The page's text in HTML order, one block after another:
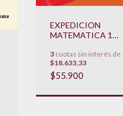
EXPEDICION
MATEMATICA 1
3cuotas sin interés de
$18.633,33
$55.900